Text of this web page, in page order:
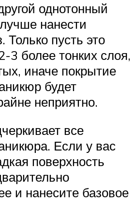
однотонный
нанести
Только пусть это
3 более тонких слоя,
иначе покрытие
будет
неприятно.
все
Если у вас
поверхность
и нанесите базовое